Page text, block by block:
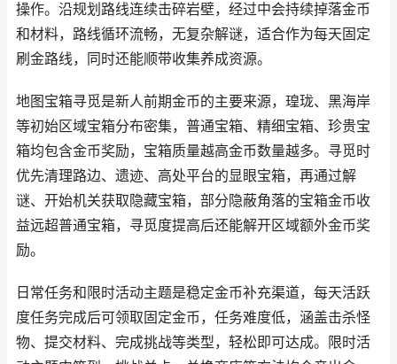
操作。沿规划路线连续击碎岩壁，经过中会持续掉落金币
和材料，路线循环流畅，无复杂解谜，适合作为每天固定
刷金路线，同时还能顺带收集养成资源。
地图宝箱寻觅是新人前期金币的主要来源，瑝珑、黑海岸
等初始区域宝箱分布密集，普通宝箱、精细宝箱、珍贵宝
箱均包含金币奖励，宝箱质量越高金币数量越多。寻觅时
优先清理路边、遗迹、高处平台的显眼宝箱，再通过解
谜、开始机关获取隐藏宝箱，部分隐蔽角落的宝箱金币收
益远超普通宝箱，寻觅度提高后还能解开区域额外金币奖
励。
日常任务和限时活动主题是稳定金币补充渠道，每天活跃
度任务完成后可领取固定金币，任务难度低，涵盖击杀怪
物、提交材料、完成挑战等类型，轻松即可达成。限时活